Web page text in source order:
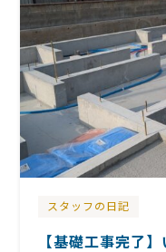
スタッフの日記
【基礎工事完了